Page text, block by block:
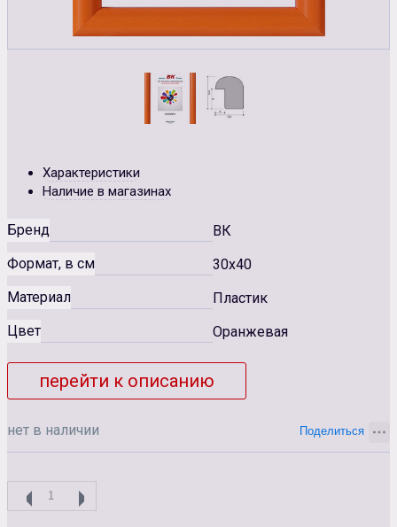
Характеристики
Наличие в магазинах
Бренд
ВК
Формат, в см
30x40
Материал
Пластик
Цвет
Оранжевая
перейти к описанию
нет в наличии